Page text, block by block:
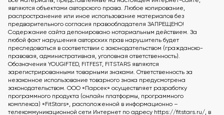
являются объектами авторского права. Любое копирование,
распространение или иное использование материалов без
предварительного согласия правообладателя ЗАПРЕЩЕНО!
Содержание сайта депонировано нотариальным действием. За
любой факт нарушения авторских прав нарушитель будет
преследоваться в соответствии с законодательством (гражданско-
правовая, административная, уголовная ответственность).
Обозначения YOUGIFTED, FITFEST, FITSTARS являются
зарегистрированными товарными знаками. Ответственность за
незаконное использование товарного знака предусмотрена
законодательством. ООО «Парсек» осуществляет разработку
программного продукта (онлайн платформы, программного
комплекса) «FitStars», расположенной в информационно –
телекоммуникационной сети Интернет по адресу https://fitstars.ru/, в